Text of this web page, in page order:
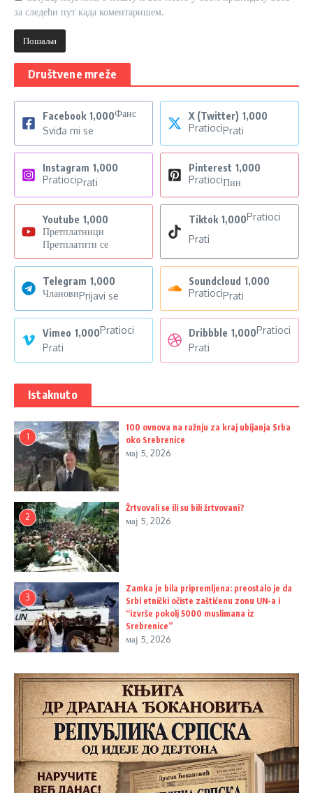
за следећи пут када коментаришем.
Društvene mreže
Facebook 1,000Фанс
Sviđa mi se
X (Twitter) 1,000
PratiociPrati
Instagram 1,000
PratiociPrati
Pinterest 1,000
PratiociПин
Youtube 1,000
Претплатници
Претплатити се
Tiktok 1,000Pratioci
Prati
Telegram 1,000
ЧлановиPrijavi se
Soundcloud 1,000
PratiociPrati
Vimeo 1,000Pratioci
Prati
Dribbble 1,000Pratioci
Prati
Istaknuto
1
100 ovnova na ražnju za kraj ubijanja Srba
oko Srebrenice
мај 5, 2026
2
Žrtvovali se ili su bili žrtvovani?
мај 5, 2026
3
Zamka je bila pripremljena: preostalo je da
Srbi etnički očiste zaštićenu zonu UN-a i
“izvrše pokolj 5000 muslimana iz
Srebrenice”
мај 5, 2026